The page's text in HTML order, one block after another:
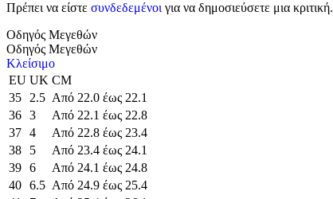
Πρέπει να είστε συνδεδεμένοι για να δημοσιεύσετε μια κριτική.
Οδηγός Μεγεθών
Οδηγός Μεγεθών
Κλείσιμο
EU UK CM
35
2.5 Από 22.0 έως 22.1
36 3
Από 22.1 έως 22.8
37 4
Από 22.8 έως 23.4
38
5
Από 23.4 έως 24.1
39 6
Από 24.1 έως 24.8
40 6.5 Από 24.9 έως 25.4